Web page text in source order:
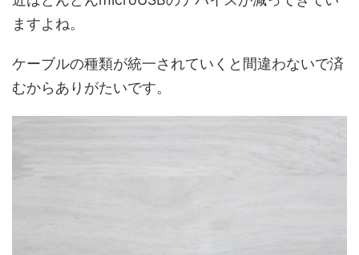
ますよね。
ケーブルの種類が統一されていくと間違わないで済
むからありがたいです。